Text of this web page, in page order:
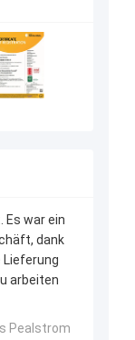
Es war ein
dank
arbeiten
Pealstrom